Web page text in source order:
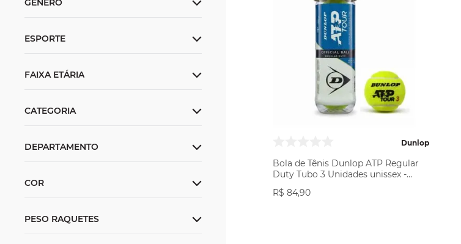
DEPARTAMENTO
Raquetes de Tennis
COR
ESPORTE
Squash
FAIXA ETÁRIA
GÊNERO
PESO RAQUETES
Dunlop
Bola de Tênis Dunlop ATP Regular
Duty Tubo 3 Unidades unissex -
verde
R$ 84,90